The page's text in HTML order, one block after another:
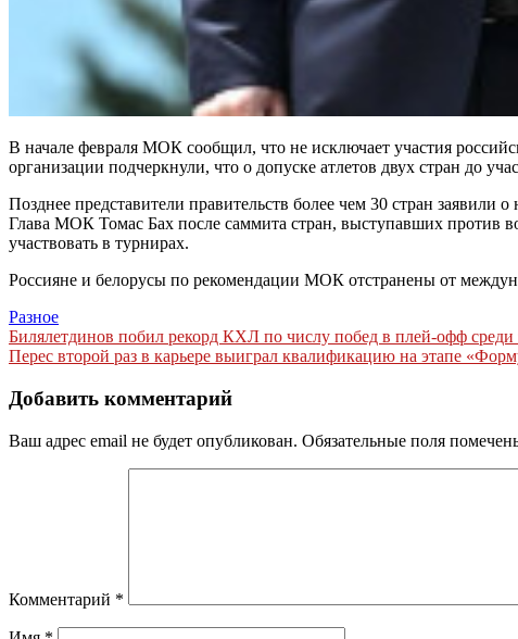
В начале февраля МОК сообщил, что не исключает участия
организации подчеркнули, что о допуске атлетов двух стран до
Позднее представители правительств более чем 30 стран заявили
Глава МОК Томас Бах после саммита стран, выступавших против
участвовать в турнирах.
Россияне и белорусы по рекомендации МОК отстранены от
Разное
Навигация
по
записям
Билялетдинов побил рекорд КХЛ по числу побед в плей-офф
Перес второй раз в карьере выиграл квалификацию на этапе
Добавить комментарий
Ваш адрес email не будет опубликован. Обязательные поля
Комментарий *